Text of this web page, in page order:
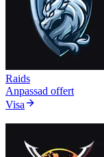
Raids
Anpassad offert
Visa